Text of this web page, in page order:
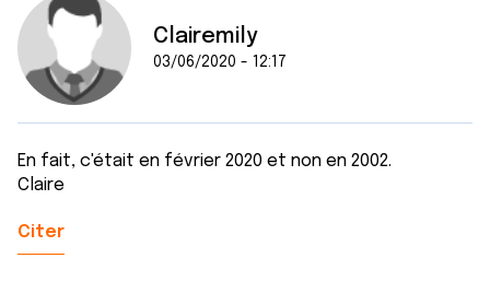
Clairemily
03/06/2020 - 12:17
En fait, c'était en février 2020 et non en 2002.
Claire
Citer